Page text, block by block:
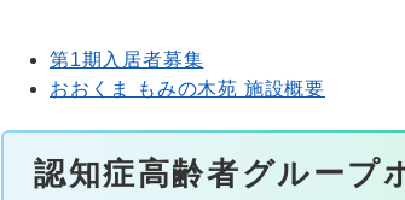
第1期入居者募集
おおくま もみの木苑 施設概要
認知症高齢者グループ